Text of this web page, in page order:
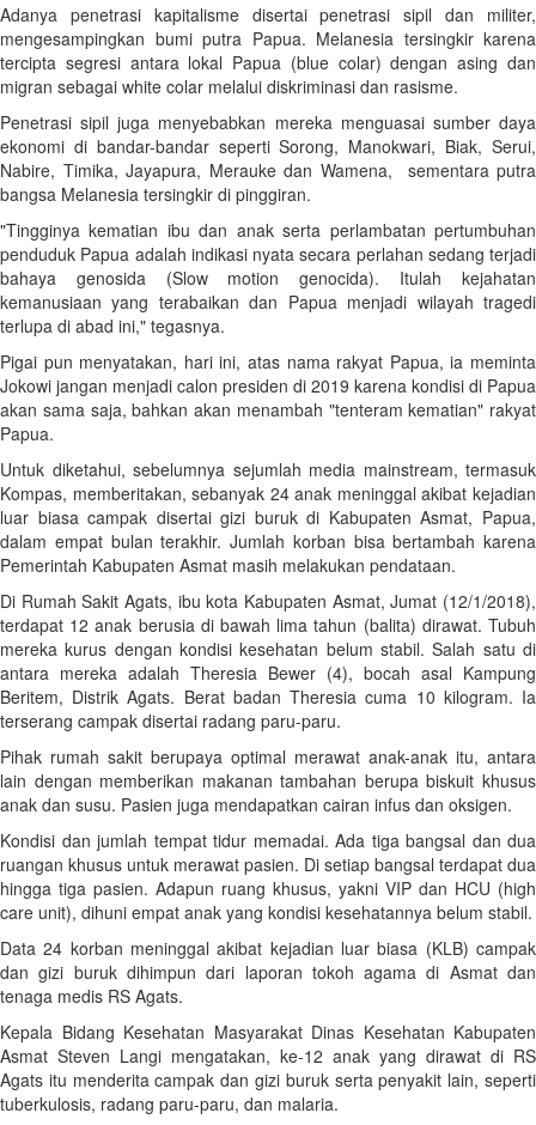
Adanya penetrasi kapitalisme disertai penetrasi sipil dan militer,
mengesampingkan bumi putra Papua. Melanesia tersingkir karena
tercipta segresi antara lokal Papua (blue colar) dengan asing dan
migran sebagai white colar melalui diskriminasi dan rasisme.
Penetrasi sipil juga menyebabkan mereka menguasai sumber daya
ekonomi di bandar-bandar seperti Sorong, Manokwari, Biak, Serui,
Nabire, Timika, Jayapura, Merauke dan Wamena, sementara putra
bangsa Melanesia tersingkir di pinggiran.
"Tingginya kematian ibu dan anak serta perlambatan pertumbuhan
penduduk Papua adalah indikasi nyata secara perlahan sedang terjadi
bahaya genosida (Slow motion genocida). Itulah kejahatan
kemanusiaan yang terabaikan dan Papua menjadi wilayah tragedi
terlupa di abad ini," tegasnya.
Pigai pun menyatakan, hari ini, atas nama rakyat Papua, ia meminta
Jokowi jangan menjadi calon presiden di 2019 karena kondisi di Papua
akan sama saja, bahkan akan menambah "tenteram kematian" rakyat
Papua.
Untuk diketahui, sebelumnya sejumlah media mainstream, termasuk
Kompas, memberitakan, sebanyak 24 anak meninggal akibat kejadian
luar biasa campak disertai gizi buruk di Kabupaten Asmat, Papua,
dalam empat bulan terakhir. Jumlah korban bisa bertambah karena
Pemerintah Kabupaten Asmat masih melakukan pendataan.
Di Rumah Sakit Agats, ibu kota Kabupaten Asmat, Jumat (12/1/2018),
terdapat 12 anak berusia di bawah lima tahun (balita) dirawat. Tubuh
mereka kurus dengan kondisi kesehatan belum stabil. Salah satu di
antara mereka adalah Theresia Bewer (4), bocah asal Kampung
Beritem, Distrik Agats. Berat badan Theresia cuma 10 kilogram. Ia
terserang campak disertai radang paru-paru.
Pihak rumah sakit berupaya optimal merawat anak-anak itu, antara
lain dengan memberikan makanan tambahan berupa biskuit khusus
anak dan susu. Pasien juga mendapatkan cairan infus dan oksigen.
Kondisi dan jumlah tempat tidur memadai. Ada tiga bangsal dan dua
ruangan khusus untuk merawat pasien. Di setiap bangsal terdapat dua
hingga tiga pasien. Adapun ruang khusus, yakni VIP dan HCU (high
care unit), dihuni empat anak yang kondisi kesehatannya belum stabil.
Data 24 korban meninggal akibat kejadian luar biasa (KLB) campak
dan gizi buruk dihimpun dari laporan tokoh agama di Asmat dan
tenaga medis RS Agats.
Kepala Bidang Kesehatan Masyarakat Dinas Kesehatan Kabupaten
Asmat Steven Langi mengatakan, ke-12 anak yang dirawat di RS
Agats itu menderita campak dan gizi buruk serta penyakit lain, seperti
tuberkulosis, radang paru-paru, dan malaria.